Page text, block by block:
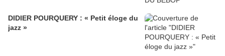
DIDIER POURQUERY : « Petit éloge du
jazz »